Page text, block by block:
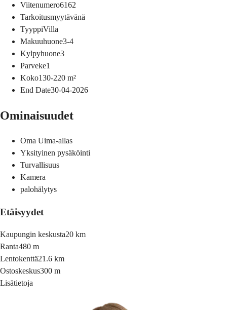
Viitenumero6162
Tarkoitusmyytävänä
TyyppiVilla
Makuuhuone3-4
Kylpyhuone3
Parveke1
Koko130-220 m²
End Date30-04-2026
Ominaisuudet
Oma Uima-allas
Yksityinen pysäköinti
Turvallisuus
Kamera
palohälytys
Etäisyydet
Kaupungin keskusta20 km
Ranta480 m
Lentokenttä21.6 km
Ostoskeskus300 m
Lisätietoja